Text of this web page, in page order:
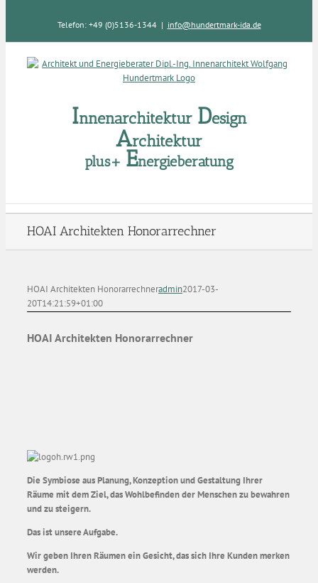
Telefon: +49 (0)5136-1344 | info@hundertmark-ida.de
Innenarchitektur Design
Architektur
plus+ Energieberatung
HOAI Architekten Honorarrechner
HOAI Architekten Honorarrechneradmin2017-03-
20T14:21:59+01:00
HOAI Architekten Honorarrechner
Die Symbiose aus Planung, Konzeption und Gestaltung Ihrer
Räume mit dem Ziel, das Wohlbefinden der Menschen zu bewahren
und zu steigern.
Das ist unsere Aufgabe.
Wir geben Ihren Räumen ein Gesicht, das sich Ihre Kunden merken
werden.